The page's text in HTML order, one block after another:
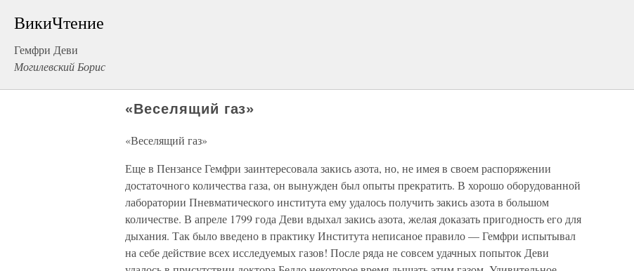
ВикиЧтение
Гемфри Деви
Могилевский Борис
«Веселящий газ»
«Веселящий газ»
Еще в Пензансе Гемфри заинтересовала закись азота, но, не имея в своем распоряжении
достаточного количества газа, он вынужден был опыты прекратить. В хорошо оборудованной
лаборатории Пневматического института ему удалось получить закись азота в большом
количестве. В апреле 1799 года Деви вдыхал закись азота, желая доказать пригодность его для
дыхания. Так было введено в практику Института неписаное правило — Гемфри испытывал
на себе действие всех исследуемых газов! После ряда не совсем удачных попыток Деви